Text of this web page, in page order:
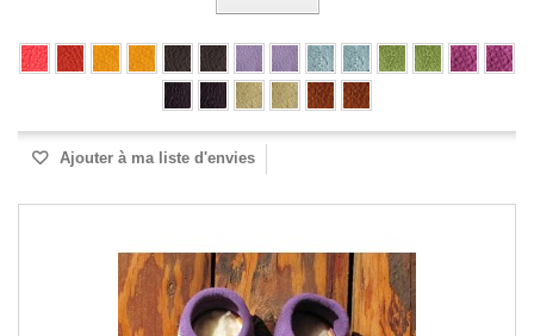
Ajouter à ma liste d'envies